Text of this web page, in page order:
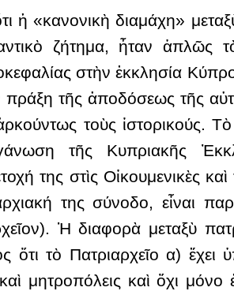
ἡ «κανονικὴ διαμάχη»
ζήτημα, ἦταν ἁπλῶς
στὴν ἐκκλησία
τῆς ἀποδόσεως τῆς
τοὺς ἱστορικούς.
τῆς Κυπριακῆς
της στὶς Οἰκουμενικὲς
της σύνοδο, εἶναι
Ἡ διαφορὰ μεταξὺ
ὅτι τὸ Πατριαρχεῖο α)
μητροπόλεις καὶ ὄχι